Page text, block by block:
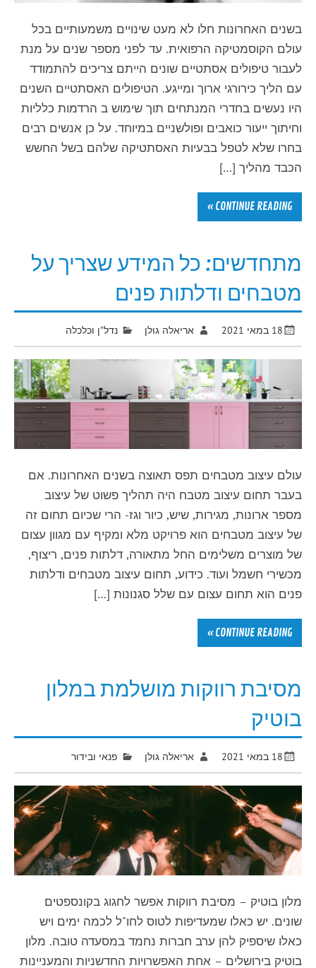
בשנים האחרונות חלו לא מעט שינויים משמעותיים בכל
עולם הקוסמטיקה הרפואית. עד לפני מספר שנים על מנת
לעבור טיפולים אסתטיים שונים הייתם צריכים להתמודד
עם הליך כירורגי ארוך ומייגע. הטיפולים האסתטיים השנים
היו נעשים בחדרי המנתחים תוך שימוש ב הרדמות כלליות
וחיתוך ייעור כואבים ופולשניים במיוחד. על כן אנשים רבים
בחרו שלא לטפל בבעיות האסתטיקה שלהם בשל החשש
הכבד מהליך […]
CONTINUE READING »
מתחדשים: כל המידע שצריך על
מטבחים ודלתות פנים
18 במאי 2021 אריאלה גולן נדל"ן וכלכלה
עולם עיצוב מטבחים תפס תאוצה בשנים האחרונות. אם
בעבר תחום עיצוב מטבח היה תהליך פשוט של עיצוב
מספר ארונות, מגירות, שיש, כיור וגז- הרי שכיום תחום זה
של עיצוב מטבחים הוא פרויקט מלא ומקיף עם מגוון עצום
של מוצרים משלימים החל מתאורה, דלתות פנים, ריצוף,
מכשירי חשמל ועוד. כידוע, תחום עיצוב מטבחים ודלתות
פנים הוא תחום עצום עם שלל סגנונות […]
CONTINUE READING »
מסיבת רווקות מושלמת במלון
בוטיק
18 במאי 2021 אריאלה גולן פנאי ובידור
מלון בוטיק – מסיבת רווקות אפשר לחגוג בקונספטים
שונים. יש כאלו שמעדיפות לטוס לחו"ל לכמה ימים ויש
כאלו שיספיק להן ערב חברות נחמד במסעדה טובה. מלון
בוטיק בירושלים – אחת האפשרויות החדשניות והמעניינות